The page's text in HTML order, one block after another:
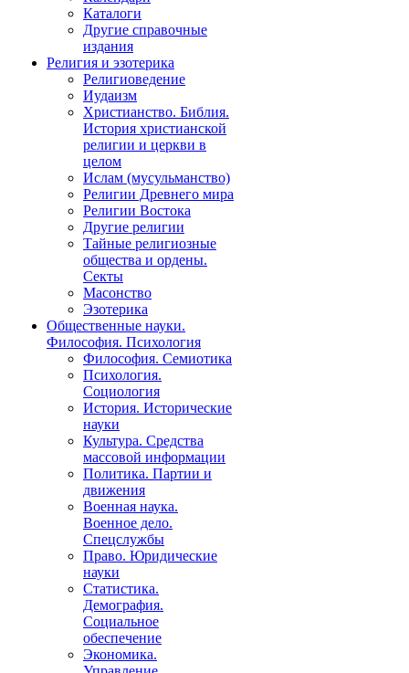
Каталоги
Другие справочные
издания
Религия и эзотерика
Религиоведение
Иудаизм
Христианство. Библия.
История христианской
религии и церкви в
целом
Ислам (мусульманство)
Религии Древнего мира
Религии Востока
Другие религии
Тайные религиозные
общества и ордены.
Секты
Масонство
Эзотерика
Общественные науки.
Философия. Психология
Философия. Семиотика
Психология.
Социология
История. Исторические
науки
Культура. Средства
массовой информации
Политика. Партии и
движения
Военная наука.
Военное дело.
Спецслужбы
Право. Юридические
науки
Статистика.
Демография.
Социальное
обеспечение
Экономика.